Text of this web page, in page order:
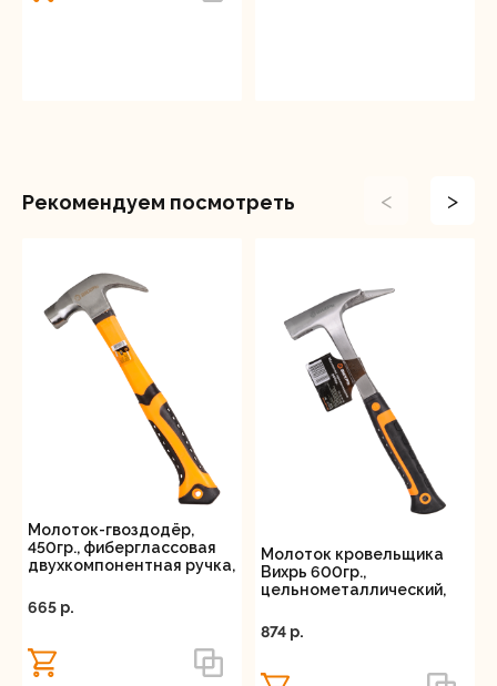
Рекомендуем посмотреть < >
Молоток-гвоздодёр,
450гр., фиберглассовая
двухкомпонентная ручка,
665 p.
Молоток кровельщика
Вихрь 600гр.,
цельнометаллический,
рукоятка
874 p.